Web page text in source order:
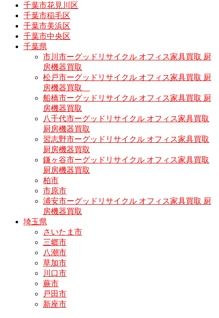
千葉市花見川区
千葉市稲毛区
千葉市美浜区
千葉市中央区
千葉県
市川市ーグッドリサイクル オフィス家具買取 厨
房機器買取
松戸市ーグッドリサイクル オフィス家具買取 厨
房機器買取
船橋市ーグッドリサイクル オフィス家具買取 厨
房機器買取
八千代市ーグッドリサイクル オフィス家具買取
厨房機器買取
習志野市ーグッドリサイクル オフィス家具買取
厨房機器買取
鎌ヶ谷市ーグッドリサイクル オフィス家具買取
厨房機器買取
柏市
市原市
浦安市ーグッドリサイクル オフィス家具買取 厨
房機器買取
埼玉県
さいたま市
三郷市
八潮市
草加市
川口市
蕨市
戸田市
新座市